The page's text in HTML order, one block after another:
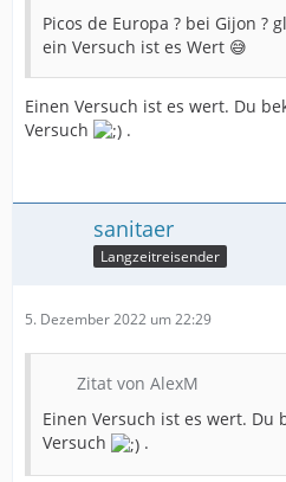
Picos de Europa ? bei Gijon ?
ein Versuch ist es Wert 😅
Einen Versuch ist es wert. Du
Versuch
.
sanitaer
Langzeitreisender
5. Dezember 2022 um 22:29
Zitat von AlexM
Einen Versuch ist es wert. Du
Versuch
.